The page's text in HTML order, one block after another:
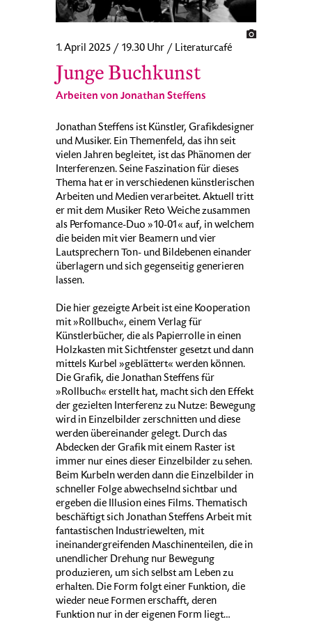
1. April 2025 / 19.30 Uhr / Literaturcafé
Junge Buchkunst
Arbeiten von Jonathan Steffens
Jonathan Steffens ist Künstler, Grafikdesigner
und Musiker. Ein Themenfeld, das ihn seit
vielen Jahren begleitet, ist das Phänomen der
Interferenzen. Seine Faszination für dieses
Thema hat er in verschiedenen künstlerischen
Arbeiten und Medien verarbeitet. Aktuell tritt
er mit dem Musiker Reto Weiche zusammen
als Perfomance-Duo »10-01« auf, in welchem
die beiden mit vier Beamern und vier
Lautsprechern Ton- und Bildebenen einander
überlagern und sich gegenseitig generieren
lassen.
Die hier gezeigte Arbeit ist eine Kooperation
mit »Rollbuch«, einem Verlag für
Künstlerbücher, die als Papierrolle in einen
Holzkasten mit Sichtfenster gesetzt und dann
mittels Kurbel »geblättert« werden können.
Die Grafik, die Jonathan Steffens für
»Rollbuch« erstellt hat, macht sich den Effekt
der gezielten Interferenz zu Nutze: Bewegung
wird in Einzelbilder zerschnitten und diese
werden übereinander gelegt. Durch das
Abdecken der Grafik mit einem Raster ist
immer nur eines dieser Einzelbilder zu sehen.
Beim Kurbeln werden dann die Einzelbilder in
schneller Folge abwechselnd sichtbar und
ergeben die Illusion eines Films. Thematisch
beschäftigt sich Jonathan Steffens Arbeit mit
fantastischen Industriewelten, mit
ineinandergreifenden Maschinenteilen, die in
unendlicher Drehung nur Bewegung
produzieren, um sich selbst am Leben zu
erhalten. Die Form folgt einer Funktion, die
wieder neue Formen erschafft, deren
Funktion nur in der eigenen Form liegt…